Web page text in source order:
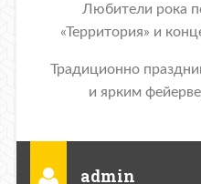
Любители рока
«Территория» и
Традиционно
и ярким
admin